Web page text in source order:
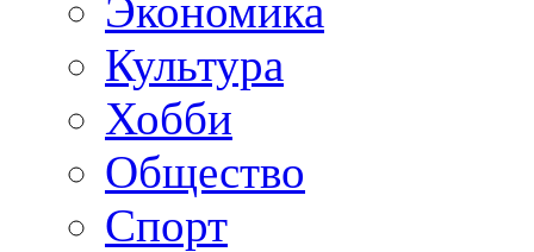
Экономика
Культура
Хобби
Общество
Спорт